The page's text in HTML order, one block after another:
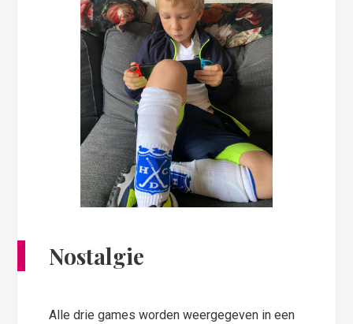
Nostalgie
Alle drie games worden weergegeven in een